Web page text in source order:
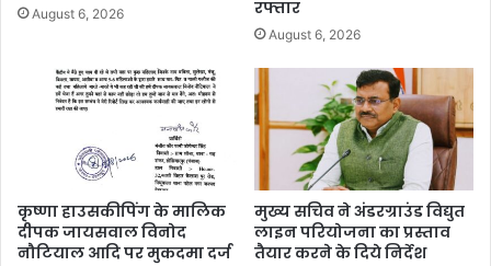
August 6, 2026
रफ्तार
August 6, 2026
कृष्णा हाउसकीपिंग के मालिक
दीपक जायसवाल विनोद
नौटियाल आदि पर मुकदमा दर्ज
मुख्य सचिव ने अंडरग्राउंड विद्युत
लाइन परियोजना का प्रस्ताव
तैयार करने के दिये निर्देश